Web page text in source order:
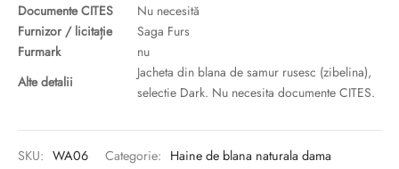
Documente CITES
Nu necesită
Furnizor / licitație
Saga Furs
Furmark
nu
Alte detalii
Jacheta din blana de samur rusesc (zibelina),
selectie Dark. Nu necesita documente CITES.
SKU: WA06 Categorie: Haine de blana naturala dama